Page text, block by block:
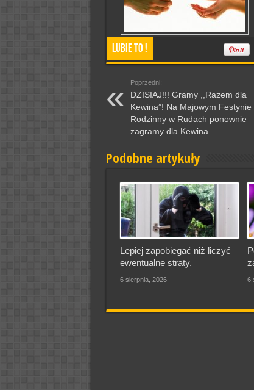
Lubie To !
Poprzedni:
DZISIAJ!!! Gramy ,,Razem dla
Kewina”! Na Majowym Festynie
Rodzinny w Rudach ponownie
zagramy dla Kewina.
Podobne artykuły
Lepiej zapobiegać niż liczyć
ewentualne straty.
6 sierpnia, 2026 6